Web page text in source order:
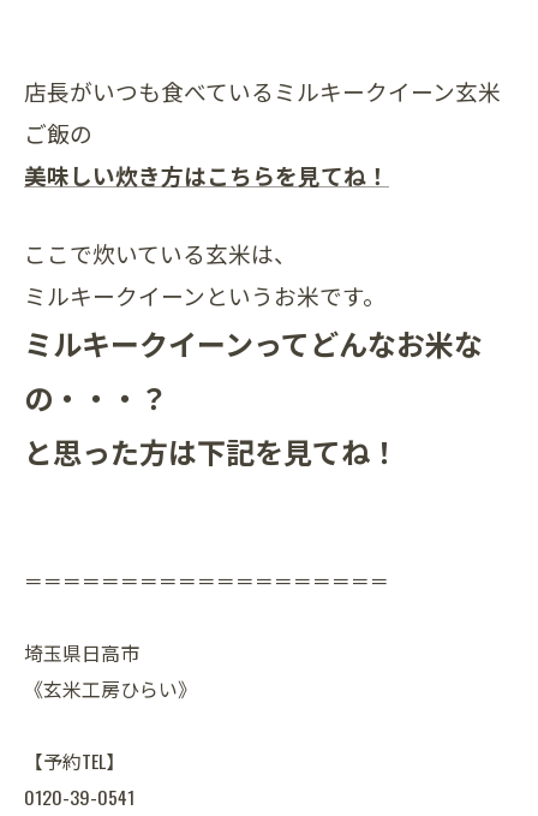
店長がいつも食べているミルキークイーン玄米
ご飯の
美味しい炊き方はこちらを見てね！
ここで炊いている玄米は、
ミルキークイーンというお米です。
ミルキークイーンってどんなお米な
の・・・？
と思った方は下記を見てね！
＝＝＝＝＝＝＝＝＝＝＝＝＝＝＝＝＝＝＝
埼玉県日高市
《玄米工房ひらい》
【予約TEL】
0120-39-0541